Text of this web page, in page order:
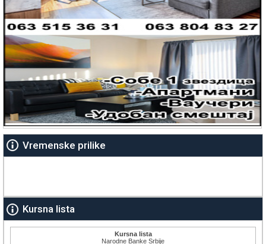
Vremenske prilike
Kursna lista